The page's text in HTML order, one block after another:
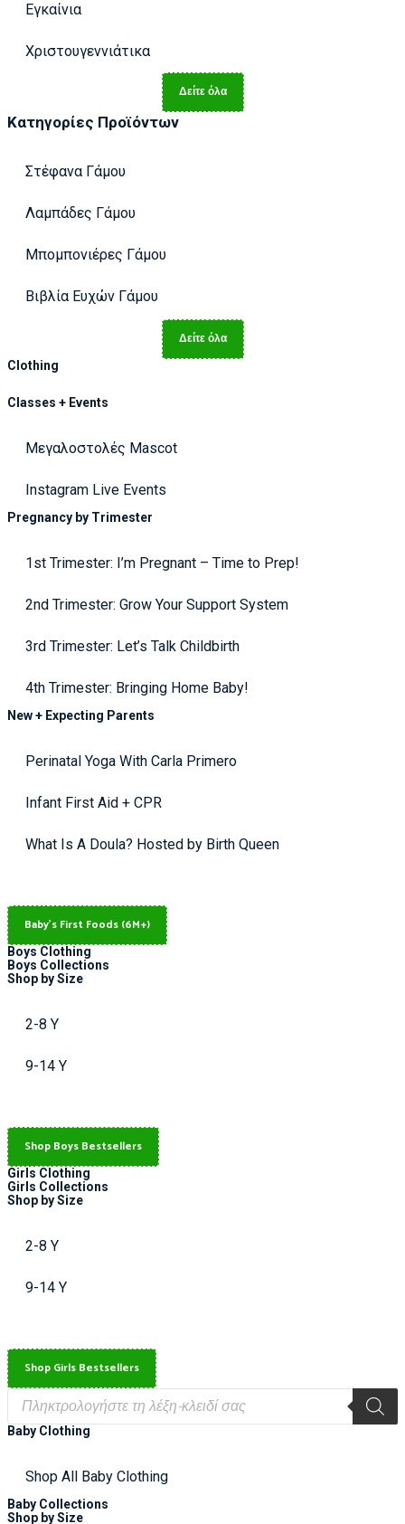
Εγκαίνια
Χριστουγεννιάτικα
Δείτε όλα
Κατηγορίες Προϊόντων
Στέφανα Γάμου
Λαμπάδες Γάμου
Μπομπονιέρες Γάμου
Βιβλία Ευχών Γάμου
Δείτε όλα
Clothing
Classes + Events
Μεγαλοστολές Mascot
Instagram Live Events
Pregnancy by Trimester
1st Trimester: I’m Pregnant – Time to Prep!
2nd Trimester: Grow Your Support System
3rd Trimester: Let’s Talk Childbirth
4th Trimester: Bringing Home Baby!
New + Expecting Parents
Perinatal Yoga With Carla Primero
Infant First Aid + CPR
What Is A Doula? Hosted by Birth Queen
Baby's First Foods (6M+)
Boys Clothing
Boys Collections
Shop by Size
2-8 Y
9-14 Y
Shop Boys Bestsellers
Girls Clothing
Girls Collections
Shop by Size
2-8 Y
9-14 Y
Shop Girls Bestsellers
Baby Clothing
Shop All Baby Clothing
Baby Collections
Shop by Size